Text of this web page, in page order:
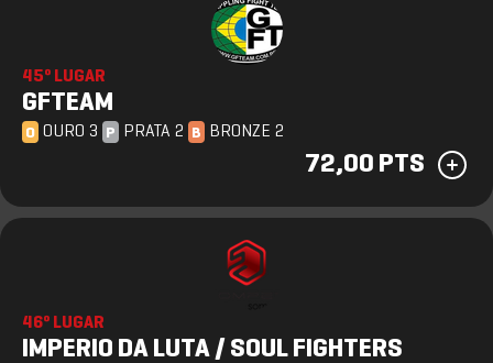
45º LUGAR
GFTEAM
O OURO 3 P PRATA 2 B BRONZE 2
72,00 PTS
46º LUGAR
IMPERIO DA LUTA / SOUL FIGHTERS